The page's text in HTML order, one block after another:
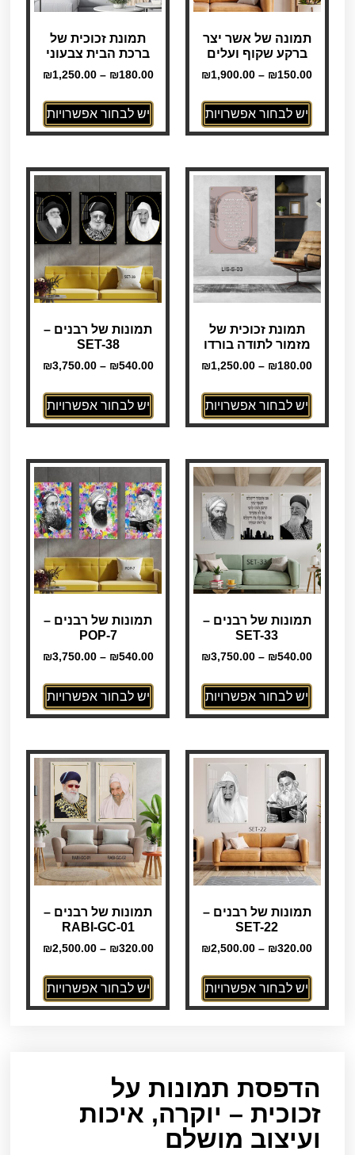
תמונה של אשר יצר
ברקע שקוף ועלים
₪150.00
–
₪1,900.00
יש לבחור אפשרויות
תמונת זכוכית של
ברכת הבית צבעוני
₪180.00
–
₪1,250.00
יש לבחור אפשרויות
תמונת זכוכית של
מזמור לתודה בורדו
₪180.00
–
₪1,250.00
יש לבחור אפשרויות
תמונות של רבנים –
SET-38
₪540.00
–
₪3,750.00
יש לבחור אפשרויות
תמונות של רבנים –
SET-33
₪540.00
–
₪3,750.00
יש לבחור אפשרויות
תמונות של רבנים –
POP-7
₪540.00
–
₪3,750.00
יש לבחור אפשרויות
תמונות של רבנים –
SET-22
₪320.00
–
₪2,500.00
יש לבחור אפשרויות
תמונות של רבנים –
RABI-GC-01
₪320.00
–
₪2,500.00
יש לבחור אפשרויות
הדפסת תמונות על
זכוכית – יוקרה, איכות
ועיצוב מושלם